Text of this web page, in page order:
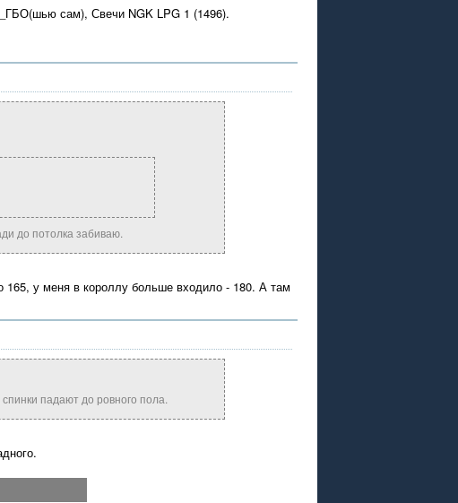
сам), Свечи NGK LPG 1 (1496).
до потолка забиваю.
165, у меня в короллу больше входило - 180. А там
падают до ровного пола.